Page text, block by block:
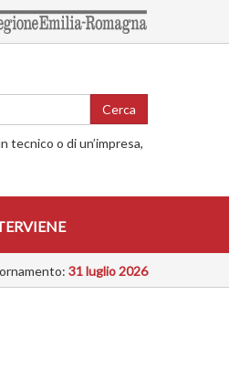
Cerca
tecnico o di un’impresa,
31 luglio 2026